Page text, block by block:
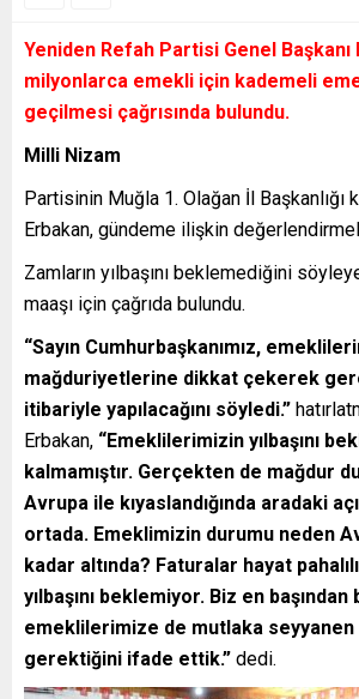
Yeniden Refah Partisi Genel Başkanı
milyonlarca emekli için kademeli
geçilmesi çağrısında bulundu.
Milli Nizam
Partisinin Muğla 1. Olağan İl Başkanlığı
Erbakan, gündeme ilişkin
Zamların yılbaşını beklemediğini
maaşı için çağrıda bulundu.
“Sayın Cumhurbaşkanımız,
mağduriyetlerine dikkat çekerek
itibariyle yapılacağını söyledi.”
Erbakan, “Emeklilerimizin yılbaşını
kalmamıştır. Gerçekten de mağdur
Avrupa ile kıyaslandığında aradaki
ortada. Emeklimizin durumu neden
kadar altında? Faturalar hayat
yılbaşını beklemiyor. Biz en başından
emeklilerimize de mutlaka seyyanen
gerektiğini ifade ettik.” dedi.